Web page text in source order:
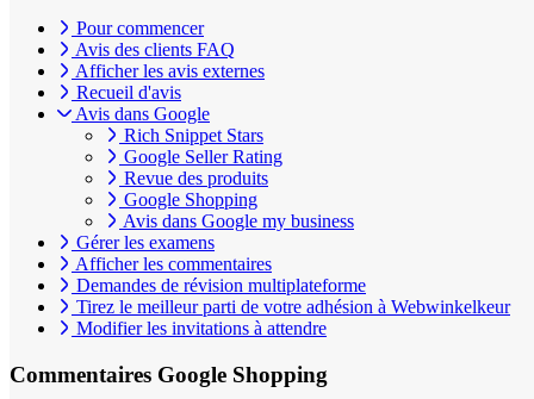
Pour commencer
Avis des clients FAQ
Afficher les avis externes
Recueil d'avis
Avis dans Google
Rich Snippet Stars
Google Seller Rating
Revue des produits
Google Shopping
Avis dans Google my business
Gérer les examens
Afficher les commentaires
Demandes de révision multiplateforme
Tirez le meilleur parti de votre adhésion à Webwinkelkeur
Modifier les invitations à attendre
Commentaires Google Shopping